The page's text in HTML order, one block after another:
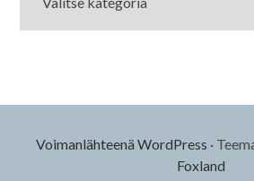
Voimanlähteenä WordPress ·
Foxland